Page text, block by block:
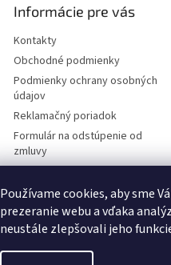
Používame cookies, aby sme
prezeranie webu a vďaka
neustále zlepšovali jeho
Informácie pre vás
Kontakty
Obchodné podmienky
Podmienky ochrany osobných
údajov
Reklamačný poriadok
Formulár na odstúpenie od
zmluvy
Reklamačný protokol
Cookies
Doprava a platba